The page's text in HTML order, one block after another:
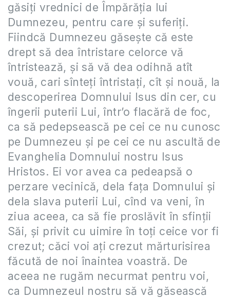
găsiţi vrednici de Împărăţia lui
Dumnezeu, pentru care şi suferiţi.
Fiindcă Dumnezeu găseşte că este
drept să dea întristare celorce vă
întristează, şi să vă dea odihnă atît
vouă, cari sînteţi întristaţi, cît şi nouă, la
descoperirea Domnului Isus din cer, cu
îngerii puterii Lui, într’o flacără de foc,
ca să pedepsească pe cei ce nu cunosc
pe Dumnezeu şi pe cei ce nu ascultă de
Evanghelia Domnului nostru Isus
Hristos. Ei vor avea ca pedeapsă o
perzare vecinică, dela faţa Domnului şi
dela slava puterii Lui, cînd va veni, în
ziua aceea, ca să fie proslăvit în sfinţii
Săi, şi privit cu uimire în toţi ceice vor fi
crezut; căci voi aţi crezut mărturisirea
făcută de noi înaintea voastră. De
aceea ne rugăm necurmat pentru voi,
ca Dumnezeul nostru să vă găsească